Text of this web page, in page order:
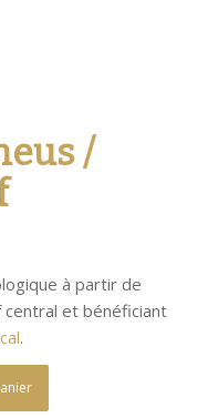
/
à partir de
central et bénéficiant
.